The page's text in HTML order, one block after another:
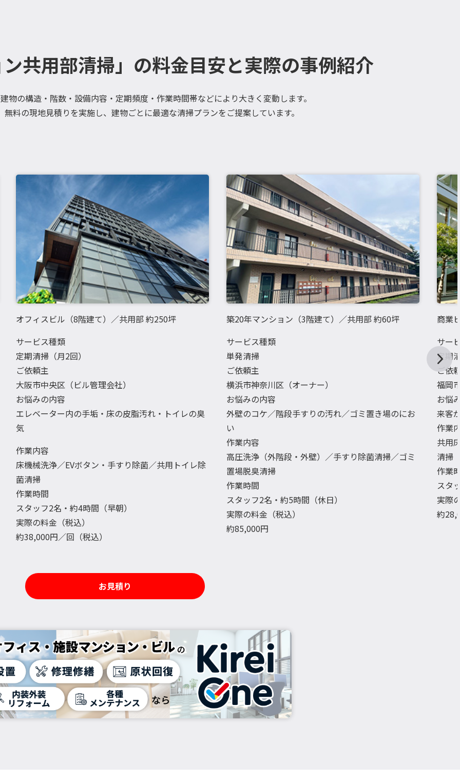
共用部清掃」の料金目安と実際の事例紹介
物の構造・階数・設備内容・定期頻度・作業時間帯などにより大きく変動します。
料の現地見積りを実施し、建物ごとに最適な清掃プランをご提案しています。
オフィスビル（8階建て）／共用部 約250坪
サービス種類
定期清掃（月2回）
ご依頼主
大阪市中央区（ビル管理会社）
お悩みの内容
エレベーター内の手垢・床の皮脂汚れ・トイレの臭
気
作業内容
床機械洗浄／EVボタン・手すり除菌／共用トイレ除
菌清掃
作業時間
スタッフ2名・約4時間（早朝）
実際の料金（税込）
約38,000円／回（税込）
築20年マンション（3階建て）／共用部 約60坪
サービス種類
単発清掃
ご依頼主
横浜市神奈川区（オーナー）
お悩みの内容
外壁のコケ／階段手すりの汚れ／ゴミ置き場のにお
い
作業内容
高圧洗浄（外階段・外壁）／手すり除菌清掃／ゴミ
置場脱臭清掃
作業時間
スタッフ2名・約5時間（休日）
実際の料金（税込）
約85,000円
商業
サー
定期
ご依
福岡
お悩
来客
作業
共用
清掃
作業
スタ
実際
約
お見積り